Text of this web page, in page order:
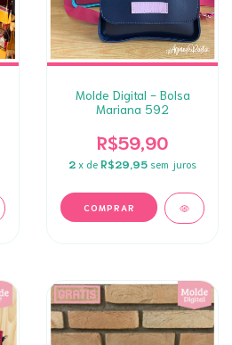
Molde Digital - Bolsa
Mariana 592
R$59,90
2 x de R$29,95 sem juros